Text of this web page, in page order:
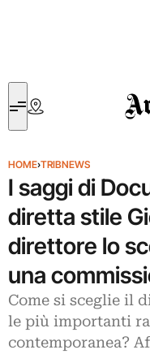
HOME›TRIBNEWS
I saggi di
diretta stile
direttore lo
una
Come si sceglie il
le più importanti
contemporanea?